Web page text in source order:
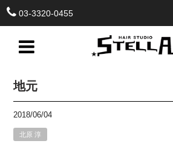
03-3320-0455
地元
2018/06/04
北原 淳